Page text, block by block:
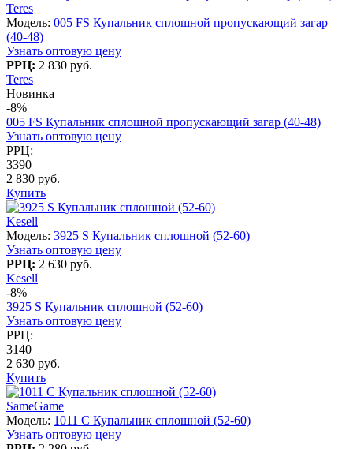
Teres
Модель: 005 FS Купальник сплошной пропускающий загар
(40-48)
Узнать оптовую цену
РРЦ: 2 830 руб.
Teres
Новинка
-8%
005 FS Купальник сплошной пропускающий загар (40-48)
Узнать оптовую цену
РРЦ:
3390
2 830 руб.
Купить
Kesell
Модель: 3925 S Купальник сплошной (52-60)
Узнать оптовую цену
РРЦ: 2 630 руб.
Kesell
-8%
3925 S Купальник сплошной (52-60)
Узнать оптовую цену
РРЦ:
3140
2 630 руб.
Купить
SameGame
Модель: 1011 С Купальник сплошной (52-60)
Узнать оптовую цену